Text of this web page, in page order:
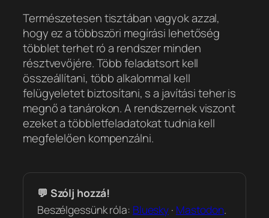
Természetesen tisztában vagyok azzal,
hogy ez a többszöri megírási lehetőség
többlet terhet ró a rendszer minden
résztvevőjére. Több feladatsort kell
összeállítani, több alkalommal kell
felügyeletet biztosítani, s a javítási teher is
megnő a tanárokon. A rendszernek viszont
ezeket a többletfeladatokat tudnia kell
megfelelően kompenzálni.
💬 Szólj hozzá!
Beszélgessünk róla: Bluesky · Mastodon.